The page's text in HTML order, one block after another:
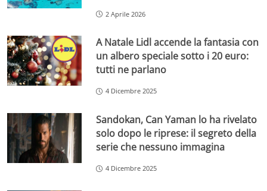
2 Aprile 2026
A Natale Lidl accende la fantasia con
un albero speciale sotto i 20 euro:
tutti ne parlano
4 Dicembre 2025
Sandokan, Can Yaman lo ha rivelato
solo dopo le riprese: il segreto della
serie che nessuno immagina
4 Dicembre 2025